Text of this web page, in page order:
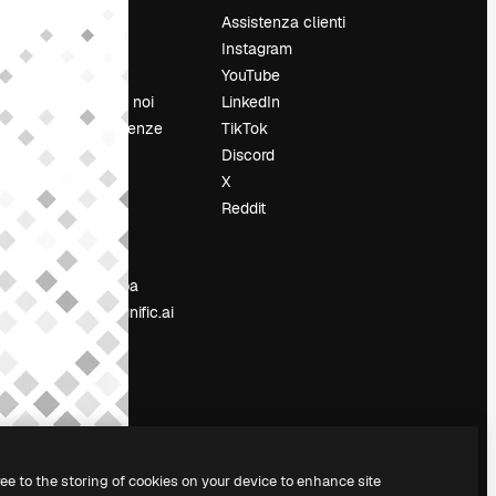
Chi siamo
Lavora con noi
Cerca tendenze
Blog
Slidesgo
Vendi i tuoi
contenuti
Sala stampa
Cerchi magnific.ai
Assistenza clienti
Instagram
YouTube
LinkedIn
TikTok
Discord
X
Reddit
to the storing of cookies on your device to enhance site